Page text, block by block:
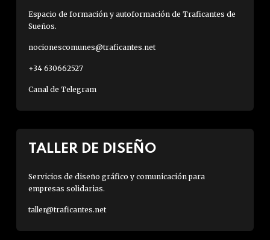
Espacio de formación y autoformación de Traficantes de
Sueños.
nocionescomunes@traficantes.net
+34 630662527
Canal de Telegram
TALLER DE DISEÑO
Servicios de diseño gráfico y comunicación para
empresas solidarias.
taller@traficantes.net